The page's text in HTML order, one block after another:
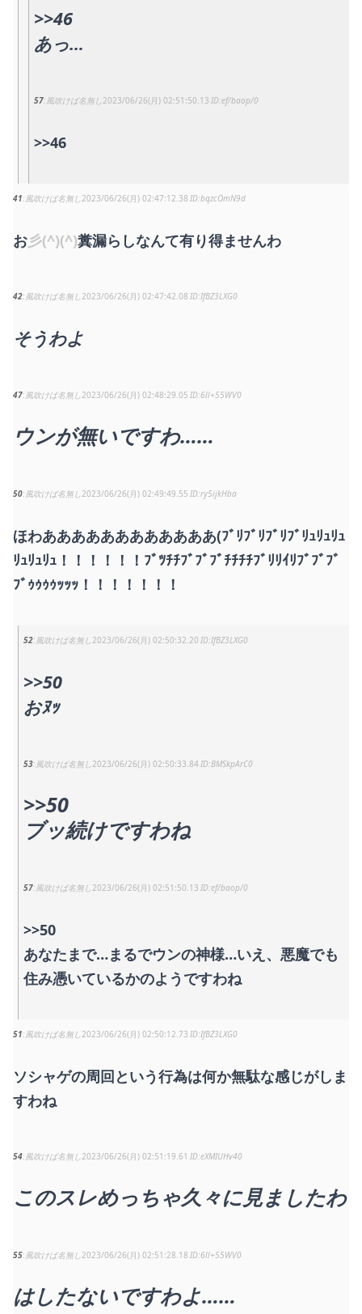
>>46
あっ…
57 風吹けば名無し 2023/06/26(月) 02:51:50.13 ef/baop/0
>>46
41 風吹けば名無し 2023/06/26(月) 02:47:12.38 bqzcOmN9d
お彡(^)(^)糞漏らしなんて有り得ませんわ
42 風吹けば名無し 2023/06/26(月) 02:47:42.08 IfBZ3LXG0
そうわよ
47 風吹けば名無し 2023/06/26(月) 02:48:29.05 6ll+55WV0
ウンが無いですわ……
50 風吹けば名無し 2023/06/26(月) 02:49:49.55 ry5ijkHba
ほわああああああああああああ(ﾌﾞﾘﾌﾞﾘﾌﾞﾘﾌﾞﾘｭﾘｭﾘｭ
ﾘｭﾘｭﾘｭ！！！！！！ﾌﾞﾂﾁﾁﾌﾞﾌﾞﾌﾞﾁﾁﾁﾁﾌﾞﾘﾘｲﾘﾌﾞﾌﾞﾌﾞ
ﾌﾞｩｩｩｩｯｯｯ！！！！！！！
52 風吹けば名無し 2023/06/26(月) 02:50:32.20 IfBZ3LXG0
>>50
おﾇｯ
53 風吹けば名無し 2023/06/26(月) 02:50:33.84 BMSkpArC0
>>50
ブッ続けですわね
57 風吹けば名無し 2023/06/26(月) 02:51:50.13 ef/baop/0
>>50
あなたまで…まるでウンの神様…いえ、悪魔でも
住み憑いているかのようですわね
51 風吹けば名無し 2023/06/26(月) 02:50:12.73 IfBZ3LXG0
ソシャゲの周回という行為は何か無駄な感じがしま
すわね
54 風吹けば名無し 2023/06/26(月) 02:51:19.61 eXMIUHv40
このスレめっちゃ久々に見ましたわ
55 風吹けば名無し 2023/06/26(月) 02:51:28.18 6ll+55WV0
はしたないですわよ……